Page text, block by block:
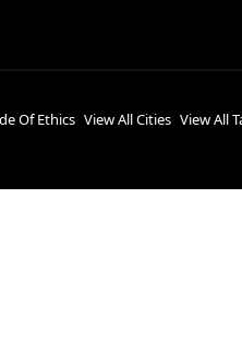
Of Ethics View All Cities View All